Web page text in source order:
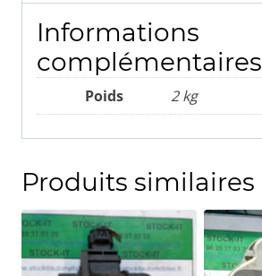
Informations
complémentaires
Poids 2 kg
Produits similaires